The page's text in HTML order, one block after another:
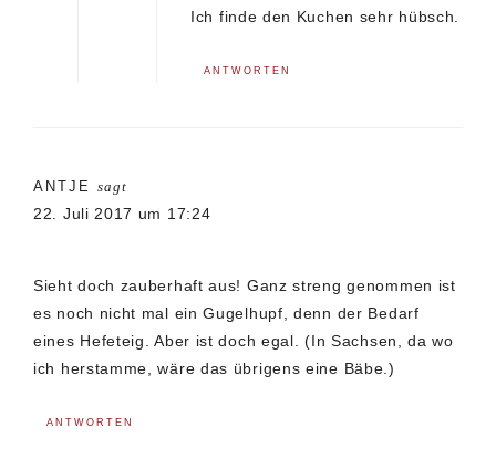
Ich finde den Kuchen sehr hübsch.
ANTWORTEN
ANTJE sagt
22. Juli 2017 um 17:24
Sieht doch zauberhaft aus! Ganz streng genommen ist
es noch nicht mal ein Gugelhupf, denn der Bedarf
eines Hefeteig. Aber ist doch egal. (In Sachsen, da wo
ich herstamme, wäre das übrigens eine Bäbe.)
ANTWORTEN